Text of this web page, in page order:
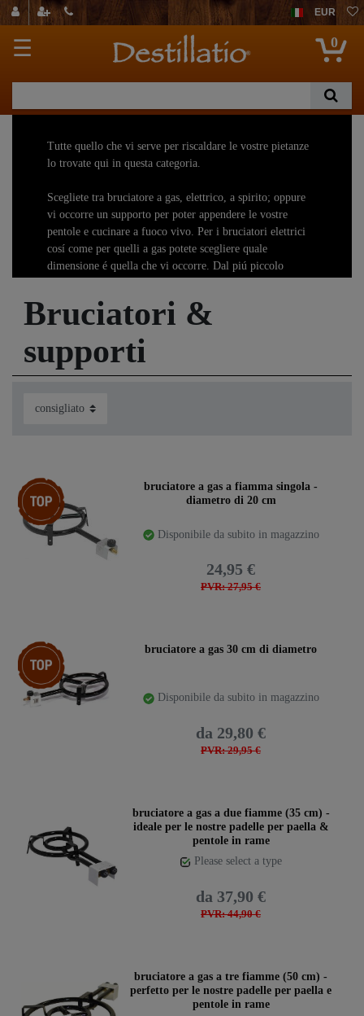
EUR
☰ 0
Tutte quello che vi serve per riscaldare le vostre pietanze
lo trovate qui in questa categoria.
Scegliete tra bruciatore a gas, elettrico, a spirito; oppure
vi occorre un supporto per poter appendere le vostre
pentole e cucinare a fuoco vivo. Per i bruciatori elettrici
cosí come per quelli a gas potete scegliere quale
dimensione é quella che vi occorre. Dal piú piccolo
I bruciatori a gas sono stati costruiti apposta per le padelle
per paella. Se utilizzate un pentolone da 100 kg e piú, vi
consigliamo di dare un´occhiata anche ai supporti.
Bruciatori &
supporti
Ceres::Template.storeSpecialTopbruciatore a gas a fiamma singola -
diametro di 20 cm
Disponibile da subito in magazzino
PVR: 27,95 €
24,95 €
Ceres::Template.storeSpecialTopbruciatore a gas 30 cm di diametro
Disponibile da subito in magazzino
PVR: 29,95 €
da 29,80 €
bruciatore a gas a due fiamme (35 cm) -
ideale per le nostre padelle per paella &
pentole in rame
Please select a type
PVR: 44,90 €
da 37,90 €
bruciatore a gas a tre fiamme (50 cm) -
perfetto per le nostre padelle per paella e
pentole in rame